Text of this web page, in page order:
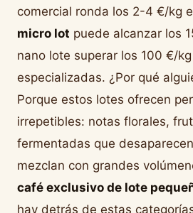
comercial ronda los 2-4 €/kg
micro lot puede alcanzar los
nano lote superar los 100 €/
especializadas. ¿Por qué
Porque estos lotes ofrecen
irrepetibles: notas florales,
fermentadas que
mezclan con grandes
café exclusivo de lote
hay detrás de estas